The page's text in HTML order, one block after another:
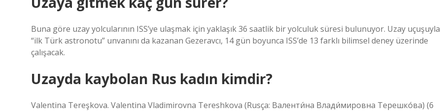
Buna göre uzay yolcularının ISS’ye ulaşmak için yaklaşık 36 saatlik bir yolculuk süresi bulunuyor. Uzay uçuşuyla
“ilk Türk astronotu” unvanını da kazanan Gezeravcı, 14 gün boyunca ISS’de 13 farklı bilimsel deney üzerinde
çalışacak.
Uzayda kaybolan Rus kadın kimdir?
Valentina Tereşkova. Valentina Vladimirovna Tereshkova (Rusça: Валенти́на Влади́мировна Терешко́ва) (6